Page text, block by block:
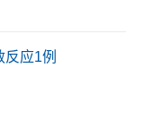
应1例